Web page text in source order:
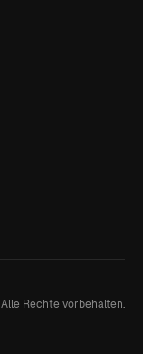
Alle Rechte vorbehalten.